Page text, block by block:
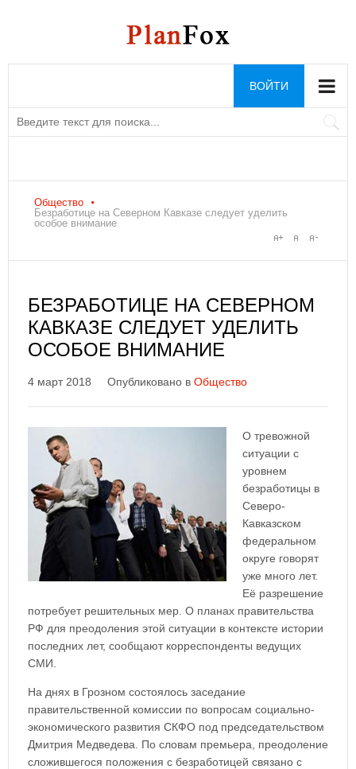
ВОЙТИ
Общество
Безработице на Северном Кавказе следует уделить
особое внимание
БЕЗРАБОТИЦЕ НА СЕВЕРНОМ
КАВКАЗЕ СЛЕДУЕТ УДЕЛИТЬ
ОСОБОЕ ВНИМАНИЕ
4 март 2018 Опубликовано в Общество
О тревожной
ситуации с
уровнем
безработицы в
Северо-
Кавказском
федеральном
округе говорят
уже много лет.
Её разрешение
потребует решительных мер. О планах правительства
РФ для преодоления этой ситуации в контексте истории
последних лет, сообщают корреспонденты ведущих
СМИ.
На днях в Грозном состоялось заседание
правительственной комиссии по вопросам социально-
экономического развития СКФО под председательством
Дмитрия Медведева. По словам премьера, преодоление
сложившегося положения с безработицей связано с